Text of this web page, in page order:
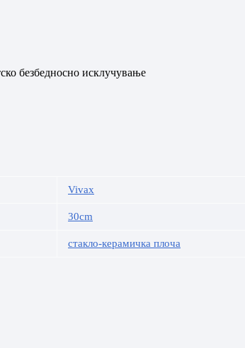
безбедносно исклучување
Vivax
30cm
стакло-керамичка плоча